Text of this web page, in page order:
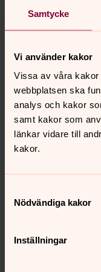
Samtycke
Vi använder kakor
Vissa av våra
webbplatsen ska
analys och kakor
samt kakor som
länkar vidare till
kakor.
Nödvändiga kakor
Inställningar
kyrkoval i Örebro
överpröva beslut.
Värderingar
Svenska kyrkan i
och hållbart
Örebro
Vill du bli medlem i
bidrar till. Välkommen!
Press
Här hittar du